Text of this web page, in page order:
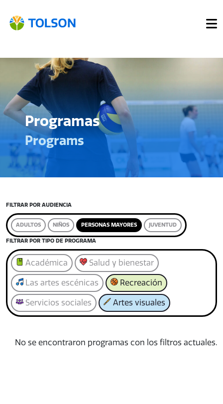
Programas
Programs
FILTRAR POR AUDIENCIA
ADULTOS NIÑOS PERSONAS MAYORES JUVENTUD
FILTRAR POR TIPO DE PROGRAMA
Académica Salud y bienestar
Las artes escénicas Recreación
Servicios sociales Artes visuales
No se encontraron programas con los filtros actuales.